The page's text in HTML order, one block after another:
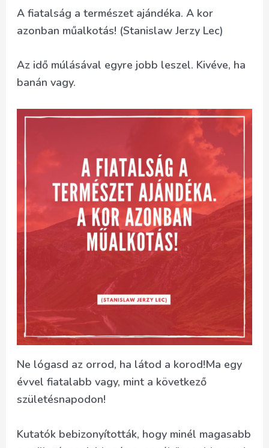
A fiatalság a természet ajándéka. A kor
azonban műalkotás! (Stanislaw Jerzy Lec)
Az idő múlásával egyre jobb leszel. Kivéve, ha
banán vagy.
Ne lógasd az orrod, ha látod a korod!Ma egy
évvel fiatalabb vagy, mint a következő
születésnapodon!
Kutatók bebizonyították, hogy minél magasabb